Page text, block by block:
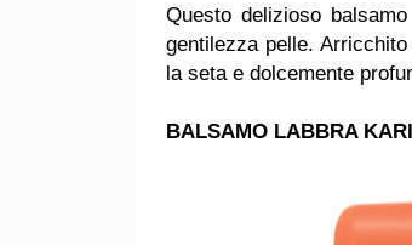
Questo delizioso
gentilezza pelle.
la seta e dolcemente
BALSAMO LABBRA